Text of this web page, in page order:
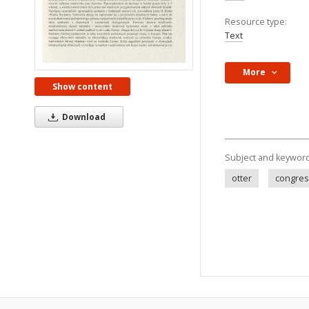
Show content
Download
Resource type:
Text
More
Subject and
otter